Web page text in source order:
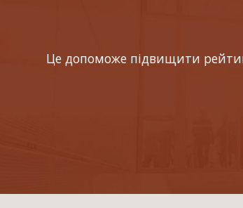
Це допоможе підвищити